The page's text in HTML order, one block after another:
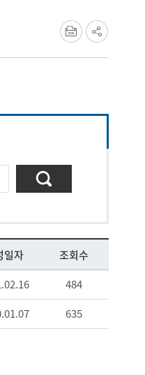
일자
조회수
484
635